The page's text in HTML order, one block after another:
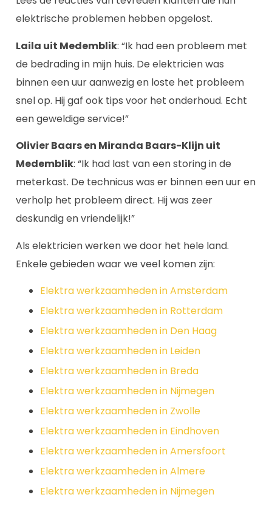
elektrische problemen hebben opgelost.
Laila uit Medemblik: “Ik had een probleem met
de bedrading in mijn huis. De elektricien was
binnen een uur aanwezig en loste het probleem
snel op. Hij gaf ook tips voor het onderhoud. Echt
een geweldige service!”
Olivier Baars en Miranda Baars-Klijn uit
Medemblik: “Ik had last van een storing in de
meterkast. De technicus was er binnen een uur en
verholp het probleem direct. Hij was zeer
deskundig en vriendelijk!”
Als elektricien werken we door het hele land.
Enkele gebieden waar we veel komen zijn:
Elektra werkzaamheden in Amsterdam
Elektra werkzaamheden in Rotterdam
Elektra werkzaamheden in Den Haag
Elektra werkzaamheden in Leiden
Elektra werkzaamheden in Breda
Elektra werkzaamheden in Nijmegen
Elektra werkzaamheden in Zwolle
Elektra werkzaamheden in Eindhoven
Elektra werkzaamheden in Amersfoort
Elektra werkzaamheden in Almere
Elektra werkzaamheden in Nijmegen